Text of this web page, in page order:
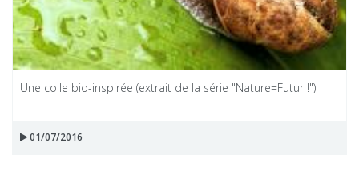
Une colle bio-inspirée (extrait de la série "Nature=Futur !")
01/07/2016